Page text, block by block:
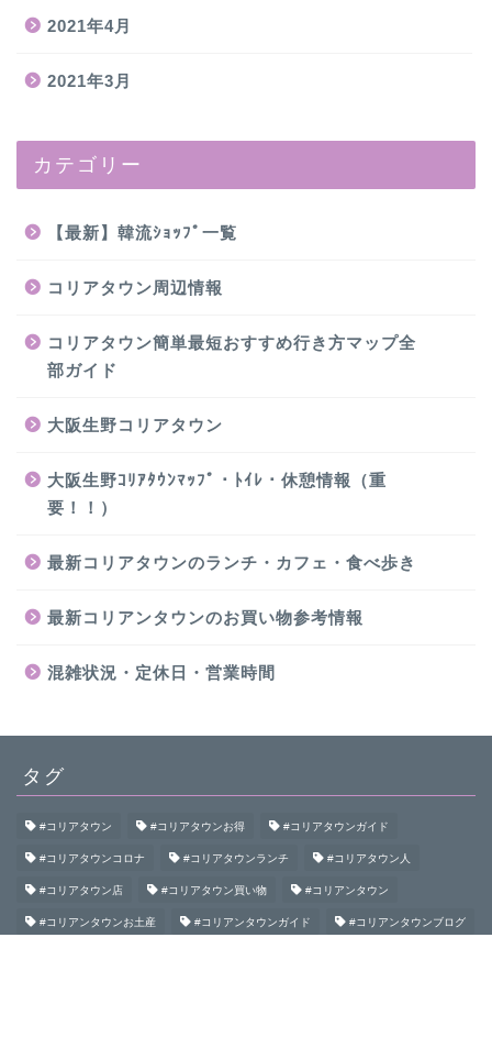
2021年4月
2021年3月
カテゴリー
【最新】韓流ｼｮｯﾌﾟ一覧
コリアタウン周辺情報
コリアタウン簡単最短おすすめ行き方マップ全
部ガイド
大阪生野コリアタウン
大阪生野ｺﾘｱﾀｳﾝﾏｯﾌﾟ・ﾄｲﾚ・休憩情報（重
要！！）
最新コリアタウンのランチ・カフェ・食べ歩き
最新コリアンタウンのお買い物参考情報
混雑状況・定休日・営業時間
タグ
#コリアタウン #コリアタウンお得 #コリアタウンガイド
#コリアタウンコロナ #コリアタウンランチ #コリアタウン人
#コリアタウン店 #コリアタウン買い物 #コリアンタウン
#コリアンタウンお土産 #コリアンタウンガイド #コリアンタウンブログ